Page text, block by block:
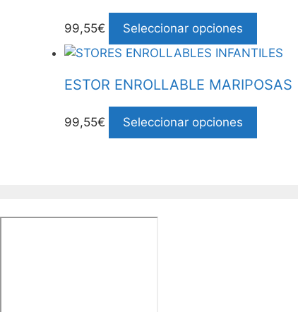
99,55€ Seleccionar opciones
ESTOR ENROLLABLE MARIPOSAS
99,55€ Seleccionar opciones